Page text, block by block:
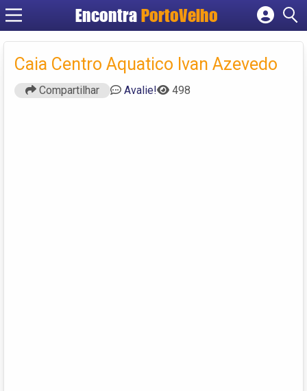
EncontraPortoVelho
Cadastrar empresa
Criar conta
Caia Centro Aquatico Ivan Azevedo
Compartilhar Avalie! 498